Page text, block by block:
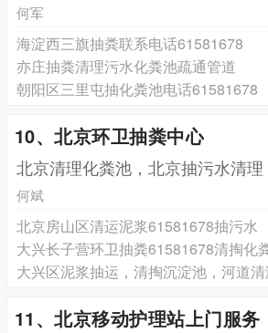
何军
海淀西三旗抽粪联系电话61581678
亦庄抽粪清理污水化粪池疏通管道
朝阳区三里屯抽化粪池电话61581678
10、北京环卫抽粪中心
北京清理化粪池，北京抽污水清
何斌
北京房山区清运泥浆61581678抽污水
大兴长子营环卫抽粪61581678清掏化
大兴区泥浆抽运，清掏沉淀池，河道
11、北京移动护理站上门服务